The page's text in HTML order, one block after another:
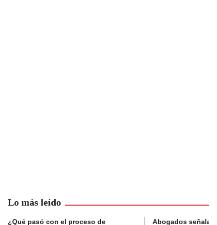
Lo más leído
¿Qué pasó con el proceso de
Abogados